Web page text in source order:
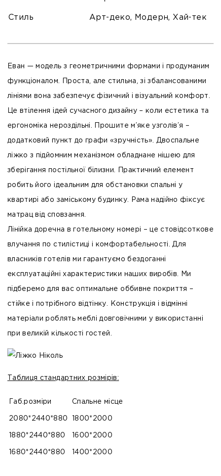
Стиль Арт-деко, Модерн, Хай-тек
Еван — модель з геометричними формами і продуманим
функціоналом. Проста, але стильна, зі збалансованими
лініями вона забезпечує фізичний і візуальний комфорт.
Це втілення ідей сучасного дизайну – коли естетика та
ергономіка нероздільні. Прошите м’яке узголів’я –
додатковий пункт до графи «зручність». Двоспальне
ліжко з підйомним механізмом обладнане нішею для
зберігання постільної білизни. Практичний елемент
робить його ідеальним для обстановки спальні у
квартирі або заміському будинку. Рама надійно фіксує
матрац від сповзання.
Лінійка доречна в готельному номері – це стовідсоткове
влучання по стилістиці і комфортабельності. Для
власників готелів ми гарантуємо бездоганні
експлуатаційні характеристики наших виробів. Ми
підберемо для вас оптимальне оббивне покриття –
стійке і потрібного відтінку. Конструкція і відмінні
матеріали роблять меблі довговічними у використанні
при великій кількості гостей.
Таблиця стандартних розмірів:
Габ.розміри Спальне місце
2080*2440*880 1800*2000
1880*2440*880 1600*2000
1680*2440*880 1400*2000